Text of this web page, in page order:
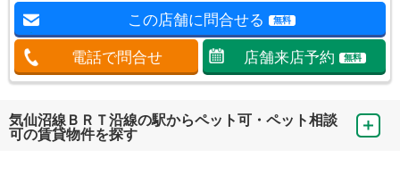
この店舗に問合せる 無料
電話で問合せ 店舗来店予約 無料
気仙沼線ＢＲＴ沿線の駅からペット可・ペット相談
可の賃貸物件を探す